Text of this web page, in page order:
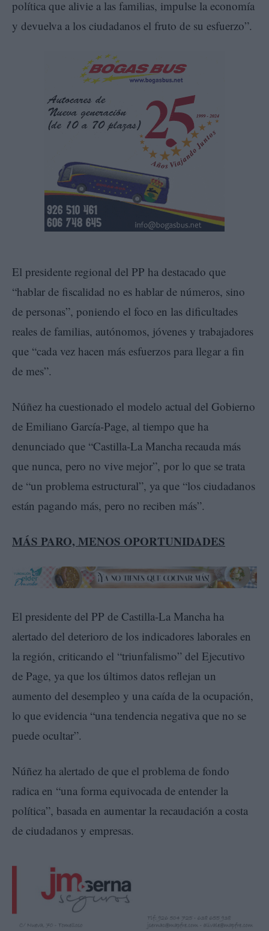
política que alivie a las familias, impulse la economía
y devuelva a los ciudadanos el fruto de su esfuerzo”.
El presidente regional del PP ha destacado que
“hablar de fiscalidad no es hablar de números, sino
de personas”, poniendo el foco en las dificultades
reales de familias, autónomos, jóvenes y trabajadores
que “cada vez hacen más esfuerzos para llegar a fin
de mes”.
Núñez ha cuestionado el modelo actual del Gobierno
de Emiliano García-Page, al tiempo que ha
denunciado que “Castilla-La Mancha recauda más
que nunca, pero no vive mejor”, por lo que se trata
de “un problema estructural”, ya que “los ciudadanos
están pagando más, pero no reciben más”.
MÁS PARO, MENOS OPORTUNIDADES
El presidente del PP de Castilla-La Mancha ha
alertado del deterioro de los indicadores laborales en
la región, criticando el “triunfalismo” del Ejecutivo
de Page, ya que los últimos datos reflejan un
aumento del desempleo y una caída de la ocupación,
lo que evidencia “una tendencia negativa que no se
puede ocultar”.
Núñez ha alertado de que el problema de fondo
radica en “una forma equivocada de entender la
política”, basada en aumentar la recaudación a costa
de ciudadanos y empresas.